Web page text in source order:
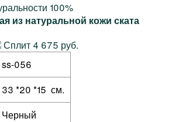
100%
из натуральной кожи ската
Сплит 4 675 руб.
ss-056
33 *20 *15 см.
Черный